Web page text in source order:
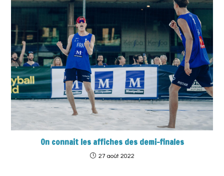
On connait les affiches des demi-finales
27 août 2022